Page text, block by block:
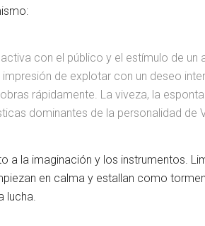
con el público y el estímulo de un
de explotar con un deseo
rápidamente. La viveza, la
dominantes de la personalidad de
a la imaginación y los instrumentos.
en calma y estallan como
lucha.